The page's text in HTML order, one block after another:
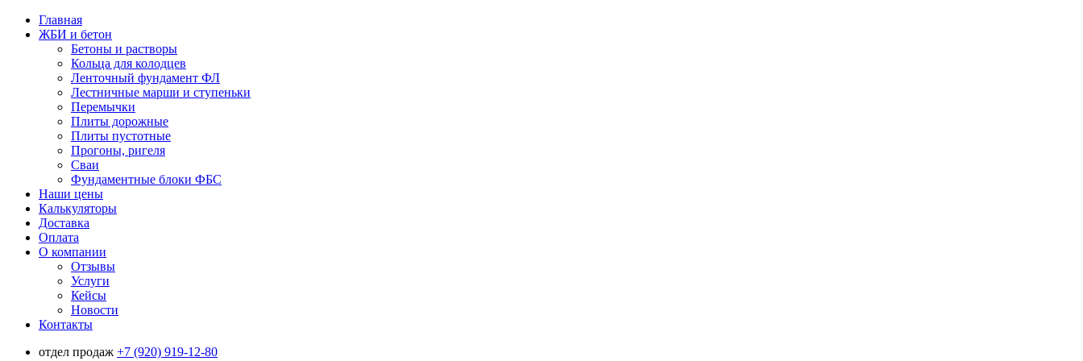
Главная
ЖБИ и бетон
Бетоны и растворы
Кольца для колодцев
Ленточный фундамент ФЛ
Лестничные марши и ступеньки
Перемычки
Плиты дорожные
Плиты пустотные
Прогоны, ригеля
Сваи
Фундаментные блоки ФБС
Наши цены
Калькуляторы
Доставка
Оплата
О компании
Отзывы
Услуги
Кейсы
Новости
Контакты
отдел продаж +7 (920) 919-12-80